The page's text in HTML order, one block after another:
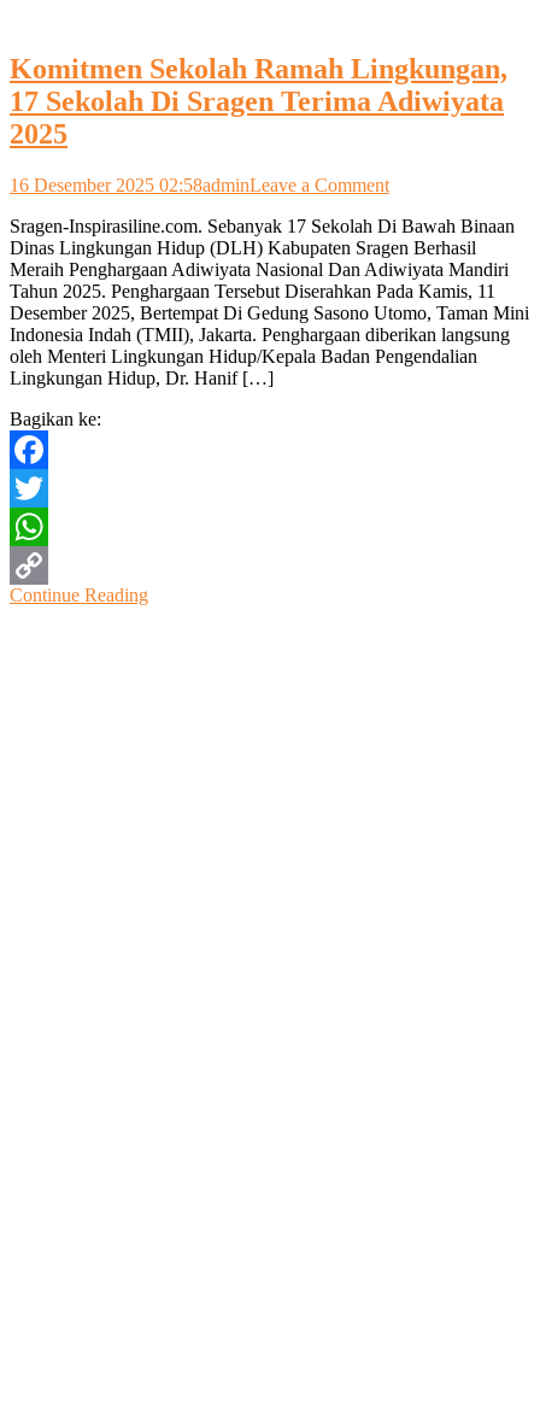
Komitmen Sekolah Ramah Lingkungan,
17 Sekolah Di Sragen Terima Adiwiyata
2025
16 Desember 2025 02:58adminLeave a Commenton
Sekolah
Ramah
Lingkungan,
17
Sekolah
Di
Sragen
Sragen-Inspirasiline.com. Sebanyak 17 Sekolah Di Bawah Binaan
Dinas Lingkungan Hidup (DLH) Kabupaten Sragen Berhasil
Meraih Penghargaan Adiwiyata Nasional Dan Adiwiyata Mandiri
Tahun 2025. Penghargaan Tersebut Diserahkan Pada Kamis, 11
Desember 2025, Bertempat Di Gedung Sasono Utomo, Taman Mini
Indonesia Indah (TMII), Jakarta. Penghargaan diberikan langsung
oleh Menteri Lingkungan Hidup/Kepala Badan Pengendalian
Lingkungan Hidup, Dr. Hanif […]
Bagikan ke:
Facebook
Twitter
WhatsApp
Copy
Continue Reading